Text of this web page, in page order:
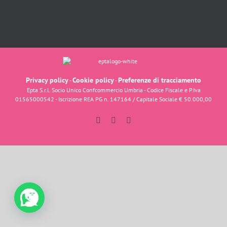
Privacy policy-Cookie policy-Preferenze di tracciamento
Epta S.r.l. Socio Unico Confcommercio Umbria - Codice Fiscale e P.Iva
01565000542 - Iscrizione REA PG n. 147164 / Capitale Sociale € 50.000,00
FacebookInstagram